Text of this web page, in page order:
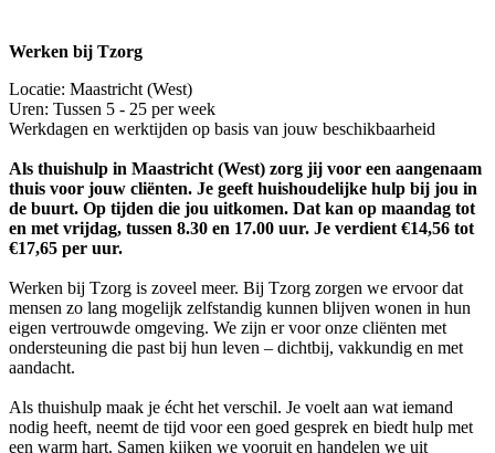
Werken bij Tzorg
Locatie: Maastricht (West)
Uren: Tussen 5 - 25 per week
Werkdagen en werktijden op basis van jouw beschikbaarheid
Als thuishulp in Maastricht (West) zorg jij voor een aangenaam
thuis voor jouw cliënten. Je geeft huishoudelijke hulp bij jou in
de buurt. Op tijden die jou uitkomen. Dat kan op maandag tot
en met vrijdag, tussen 8.30 en 17.00 uur. Je verdient €14,56 tot
€17,65 per uur.
Werken bij Tzorg is zoveel meer. Bij Tzorg zorgen we ervoor dat
mensen zo lang mogelijk zelfstandig kunnen blijven wonen in hun
eigen vertrouwde omgeving. We zijn er voor onze cliënten met
ondersteuning die past bij hun leven – dichtbij, vakkundig en met
aandacht.
Als thuishulp maak je écht het verschil. Je voelt aan wat iemand
nodig heeft, neemt de tijd voor een goed gesprek en biedt hulp met
een warm hart. Samen kijken we vooruit en handelen we uit